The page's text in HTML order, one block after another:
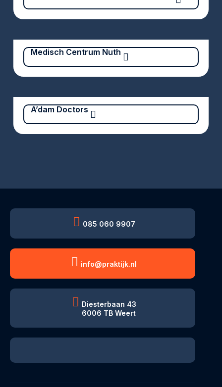
Medisch Centrum Nuth
A’dam Doctors
085 060 9907
info@praktijk.nl
Diesterbaan 43
6006 TB Weert